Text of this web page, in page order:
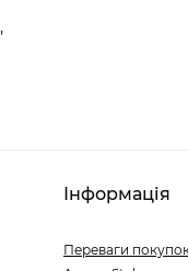
Інформація
Переваги